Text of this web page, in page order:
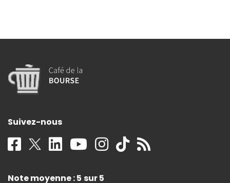
Suivez-nous
Note moyenne : 5 sur 5